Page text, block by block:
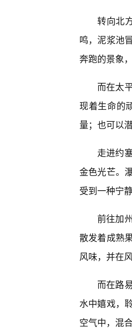
转向北
鸣，泥浆池
奔跑的景象
而在太
现着生命的
量；也可以
走进约
金色光芒。
受到一种宁
前往加
散发着成熟
风味，并在
而在路
水中嬉戏，
空气中，混